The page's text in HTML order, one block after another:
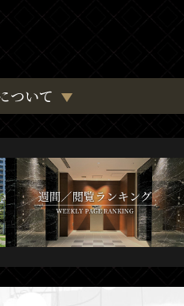
ついて